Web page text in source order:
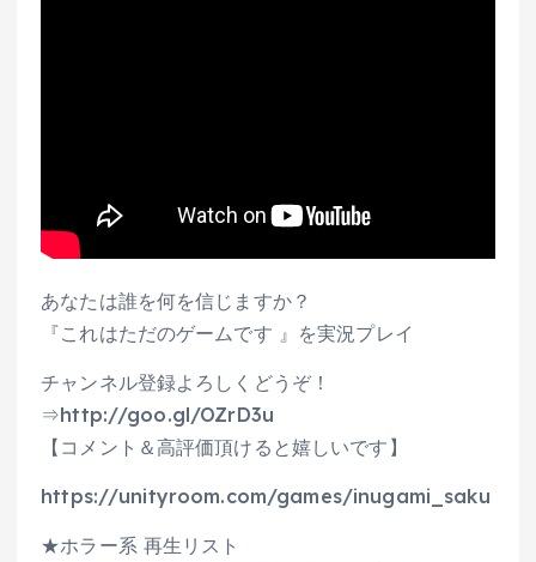
あなたは誰を何を信じますか？
『これはただのゲームです 』を実況プレイ
チャンネル登録よろしくどうぞ！
⇒http://goo.gl/OZrD3u
【コメント＆高評価頂けると嬉しいです】
https://unityroom.com/games/inugami_saku
★ホラー系 再生リスト